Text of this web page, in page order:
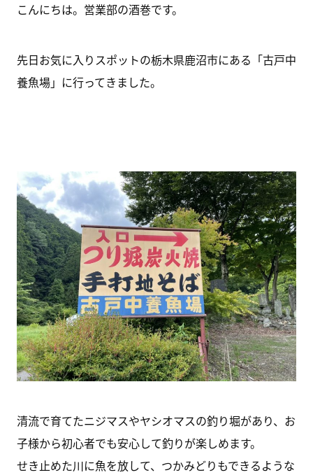
こんにちは。営業部の酒巻です。
先日お気に入りスポットの栃木県鹿沼市にある「古戸中
養魚場」に行ってきました。
清流で育てたニジマスやヤシオマスの釣り堀があり、お
子様から初心者でも安心して釣りが楽しめます。
せき止めた川に魚を放して、つかみどりもできるような